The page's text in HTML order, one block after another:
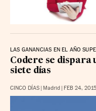
LAS GANANCIAS EN EL AÑO
Codere se dispara
siete días
CINCO DÍAS Madrid FEB 24,